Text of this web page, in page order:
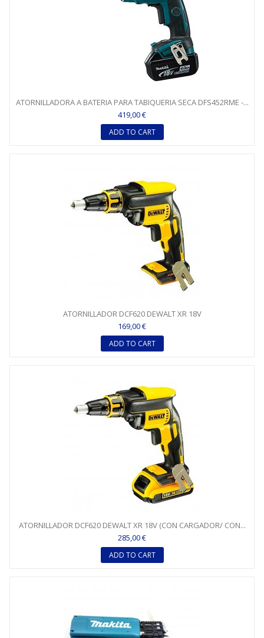
ATORNILLADORA A BATERIA PARA TABIQUERIA SECA DFS452RME -...
419,00 €
ADD TO CART
ATORNILLADOR DCF620 DEWALT XR 18V
169,00 €
ADD TO CART
ATORNILLADOR DCF620 DEWALT XR 18V (CON CARGADOR/ CON...
285,00 €
ADD TO CART